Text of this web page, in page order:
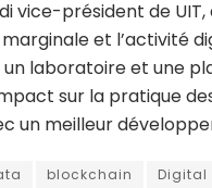
vice-président de
marginale et l’activité
un laboratoire et une
sur la pratique
un meilleur
blockchain Digital